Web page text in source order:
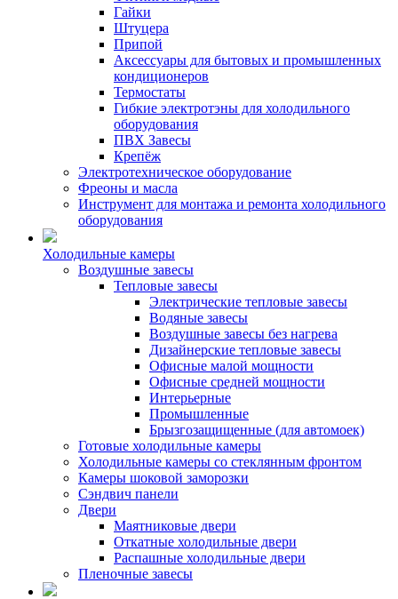
Гайки
Штуцера
Припой
Аксессуары для бытовых и промышленных
кондиционеров
Термостаты
Гибкие электротэны для холодильного
оборудования
ПВХ Завесы
Крепёж
Электротехническое оборудование
Фреоны и масла
Инструмент для монтажа и ремонта холодильного
оборудования
Холодильные камеры
Воздушные завесы
Тепловые завесы
Электрические тепловые завесы
Водяные завесы
Воздушные завесы без нагрева
Дизайнерские тепловые завесы
Офисные малой мощности
Офисные средней мощности
Интерьерные
Промышленные
Брызгозащищенные (для автомоек)
Готовые холодильные камеры
Холодильные камеры со стеклянным фронтом
Камеры шоковой заморозки
Сэндвич панели
Двери
Маятниковые двери
Откатные холодильные двери
Распашные холодильные двери
Пленочные завесы